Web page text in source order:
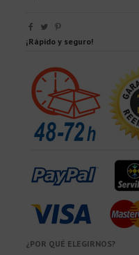
¡Rápido y seguro!
¿POR QUÉ ELEGIRNOS?